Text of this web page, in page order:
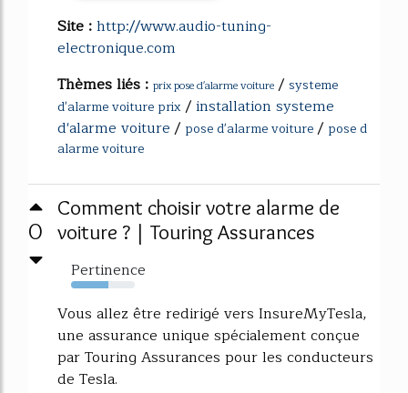
Site :http://www.audio-tuning-
electronique.com
Thèmes liés : prix pose d'alarme voiture / systeme
d'alarme voiture prix/installation systeme
d'alarme voiture/ pose d'alarme voiture/ pose d
alarme voiture
0
Comment choisir votre alarme de
voiture ? | Touring Assurances
Pertinence
58%
Vous allez être redirigé vers InsureMyTesla,
une assurance unique spécialement conçue
par Touring Assurances pour les conducteurs
de Tesla.